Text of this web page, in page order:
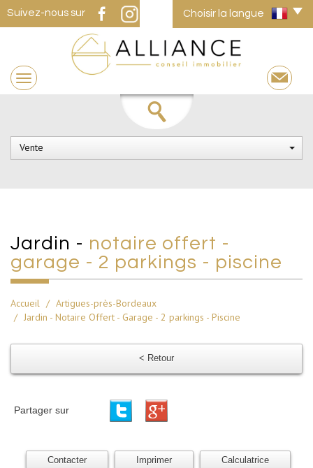
Suivez-nous sur Choisir la langue
Vente
jardin - notaire offert -
garage - 2 parkings - piscine
Accueil
Artigues-près-Bordeaux
Jardin - Notaire Offert - Garage - 2 parkings - Piscine
< Retour
Partager sur
Contacter Imprimer Calculatrice